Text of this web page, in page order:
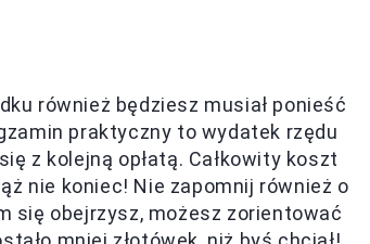
również będziesz musiał ponieść
praktyczny to wydatek rzędu
z kolejną opłatą. Całkowity koszt
nie koniec! Nie zapomnij również o
się obejrzysz, możesz zorientować